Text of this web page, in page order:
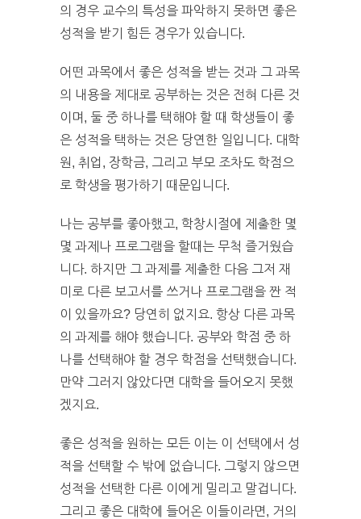
의 경우 교수의 특성을 파악하지 못하면 좋은
성적을 받기 힘든 경우가 있습니다.
어떤 과목에서 좋은 성적을 받는 것과 그 과목
의 내용을 제대로 공부하는 것은 전혀 다른 것
이며, 둘 중 하나를 택해야 할 때 학생들이 좋
은 성적을 택하는 것은 당연한 일입니다. 대학
원, 취업, 장학금, 그리고 부모 조차도 학점으
로 학생을 평가하기 때문입니다.
나는 공부를 좋아했고, 학창시절에 제출한 몇
몇 과제나 프로그램을 할때는 무척 즐거웠습
니다. 하지만 그 과제를 제출한 다음 그저 재
미로 다른 보고서를 쓰거나 프로그램을 짠 적
이 있을까요? 당연히 없지요. 항상 다른 과목
의 과제를 해야 했습니다. 공부와 학점 중 하
나를 선택해야 할 경우 학점을 선택했습니다.
만약 그러지 않았다면 대학을 들어오지 못했
겠지요.
좋은 성적을 원하는 모든 이는 이 선택에서 성
적을 선택할 수 밖에 없습니다. 그렇지 않으면
성적을 선택한 다른 이에게 밀리고 말겁니다.
그리고 좋은 대학에 들어온 이들이라면, 거의